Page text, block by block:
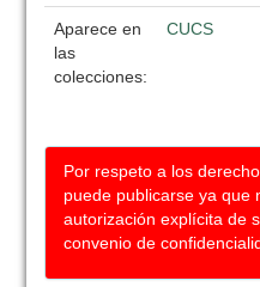
Aparece en
las
colecciones:
CUCS
Por respeto a los
puede publicarse ya que
autorización explícita de
convenio de